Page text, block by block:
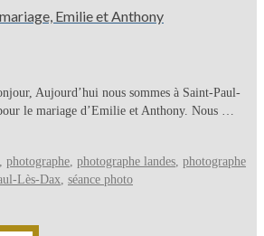
Emilie et Anthony
Aujourd’hui nous sommes à Saint-Paul-
le mariage d’Emilie et Anthony. Nous …
, photographe, photographe landes, photographe
Lès-Dax, séance photo